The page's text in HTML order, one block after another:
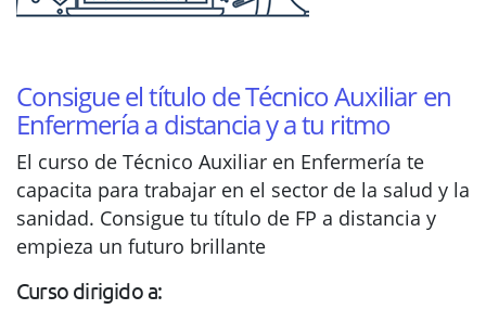
Consigue el título de Técnico Auxiliar en
Enfermería a distancia y a tu ritmo
El curso de Técnico Auxiliar en Enfermería te
capacita para trabajar en el sector de la salud y la
sanidad. Consigue tu título de FP a distancia y
empieza un futuro brillante
Curso dirigido a: